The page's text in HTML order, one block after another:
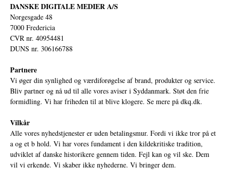
DANSKE DIGITALE MEDIER A/S
Norgesgade 48
7000 Fredericia
CVR nr. 40954481
DUNS nr. 306166788
Partnere
Vi øger din synlighed og værdiforøgelse af brand, produkter og service.
Bliv partner og nå ud til alle vores aviser i Syddanmark. Støt den frie
formidling. Vi har friheden til at blive klogere. Se mere på dkq.dk.
Vilkår
Alle vores nyhedstjenester er uden betalingsmur. Fordi vi ikke tror på et
a og et b hold. Vi har vores fundament i den kildekritiske tradition,
udviklet af danske historikere gennem tiden. Fejl kan og vil ske. Dem
vil vi erkende. Vi skaber ikke nyhederne. Vi bringer dem.